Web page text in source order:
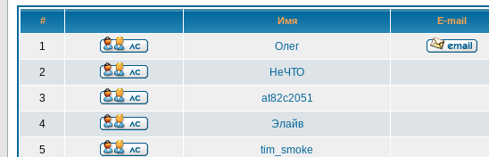
# Имя E-mail
1 Олег
2 НеЧТО
3 at82c2051
4 Элайв
5 tim_smoke